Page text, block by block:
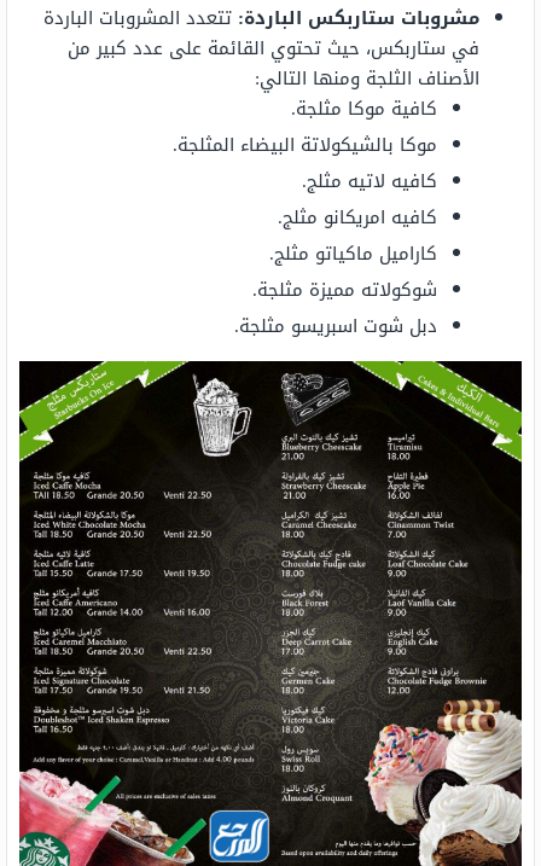
مشروبات ستاربكس الباردة: تتعدد المشروبات الباردة
في ستاربكس، حيث تحتوي القائمة على عدد كبير من
الأصناف الثلجة ومنها التالي:
كافية موكا مثلجة.
موكا بالشيكولاتة البيضاء المثلجة.
كافيه لاتيه مثلج.
كافيه امريكانو مثلج.
كاراميل ماكياتو مثلج.
شوكولاته مميزة مثلجة.
دبل شوت اسبريسو مثلجة.